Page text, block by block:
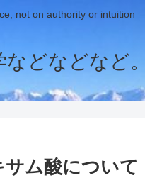
not on authority or intuition
どなどなど。
サム酸について